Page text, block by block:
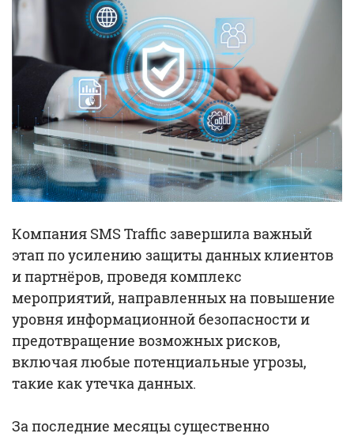
Компания SMS Traffic завершила важный
этап по усилению защиты данных клиентов
и партнёров, проведя комплекс
мероприятий, направленных на повышение
уровня информационной безопасности и
предотвращение возможных рисков,
включая любые потенциальные угрозы,
такие как утечка данных.
За последние месяцы существенно